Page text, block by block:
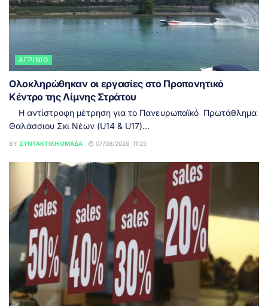
ΑΓΡΊΝΙΟ
Ολοκληρώθηκαν οι εργασίες στο Προπονητικό
Κέντρο της Λίμνης Στράτου
Η αντίστροφη μέτρηση για το Πανευρωπαϊκό Πρωτάθλημα
Θαλάσσιου Σκι Νέων (U14 & U17)...
BY ΣΥΝΤΑΚΤΙΚΉ ΟΜΆΔΑ 07/08/2026, 11:25